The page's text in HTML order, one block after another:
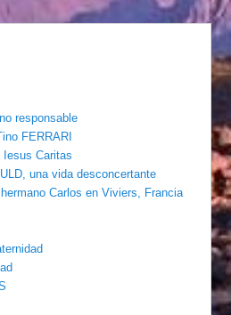
responsable
FERRARI
Iesus Caritas
una vida desconcertante
Carlos en Viviers, Francia